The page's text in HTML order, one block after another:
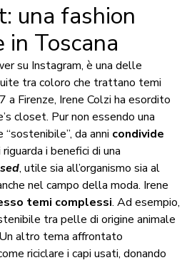
una fashion
Toscana
su Instagram, è una delle
tra coloro che trattano temi
Firenze, Irene Colzi ha esordito
closet. Pur non essendo una
da anni condivide
i benefici di una
, utile sia all’organismo sia al
nel campo della moda. Irene
temi complessi. Ad esempio,
tra pelle di origine animale
altro tema affrontato
riciclare i capi usati, donando